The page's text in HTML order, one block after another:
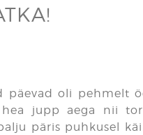
päevad oli pehmelt
jupp aega nii
päris puhkusel